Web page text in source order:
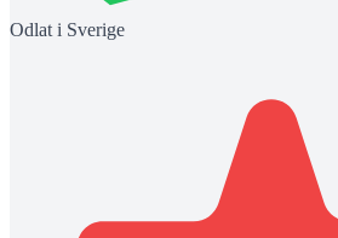
Odlat i Sverige